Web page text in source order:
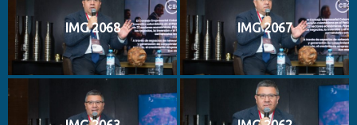
IMG 2068 IMG 2067